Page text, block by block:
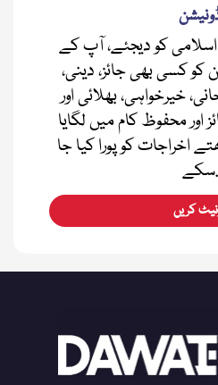
کو دیجئے، آپ کے
کسی بھی جائز، دینی،
خیرخواہی، بھلائی اور
اور محفوظ کام میں لگایا
اخراجات کو پورا کیا جا
سکے.
کریں